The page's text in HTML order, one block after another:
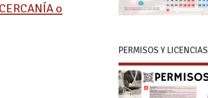
o
PERMISOS Y LICENCIAS